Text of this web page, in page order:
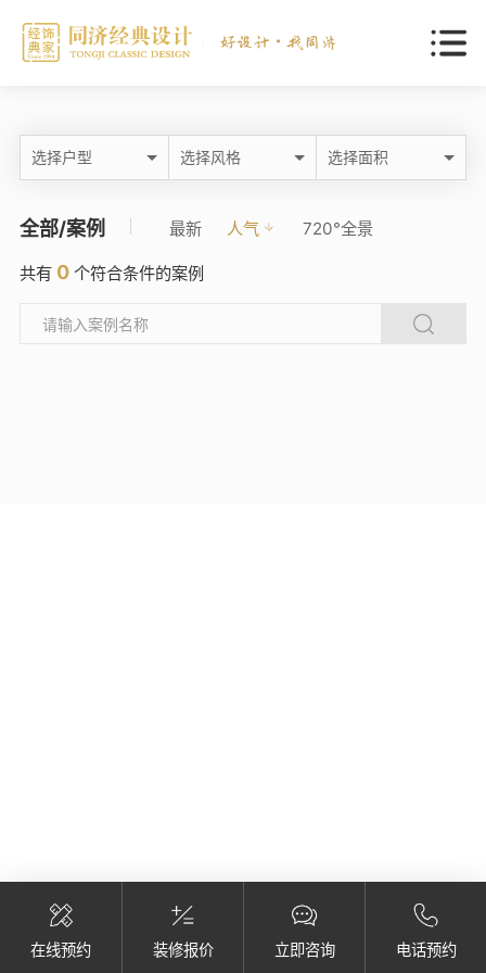
选择户型 选择风格 选择面积
全部/案例 最新 人气 720°全景
共有 0个符合条件的案例
在线预约 装修报价 立即咨询 电话预约